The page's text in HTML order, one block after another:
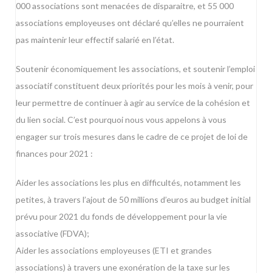
000 associations sont menacées de disparaitre, et 55 000
associations employeuses ont déclaré qu’elles ne pourraient
pas maintenir leur effectif salarié en l’état.
Soutenir économiquement les associations, et soutenir l’emploi
associatif constituent deux priorités pour les mois à venir, pour
leur permettre de continuer à agir au service de la cohésion et
du lien social. C’est pourquoi nous vous appelons à vous
engager sur trois mesures dans le cadre de ce projet de loi de
finances pour 2021 :
Aider les associations les plus en difficultés, notamment les
petites, à travers l’ajout de 50 millions d’euros au budget initial
prévu pour 2021 du fonds de développement pour la vie
associative (FDVA);
Aider les associations employeuses (ETI et grandes
associations) à travers une exonération de la taxe sur les